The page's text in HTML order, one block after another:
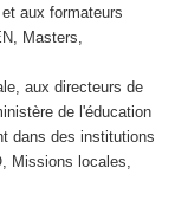
aux formateurs
Masters,
aux directeurs de
de l'éducation
dans des institutions
Missions locales,